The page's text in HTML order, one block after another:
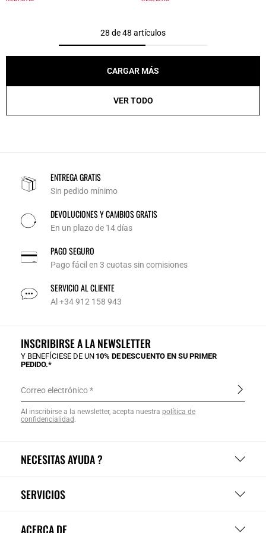
28 de 48 artículos
CARGAR MÁS
VER TODO
ENTREGA GRATIS
Sin pedido mínimo
DEVOLUCIONES Y CAMBIOS GRATIS
En un plazo de 14 días
PAGO SEGURO
Pago fácil en 3 cuotas sin comisiones
SERVICIO AL CLIENTE
Al +34 912 158 943
NECESITAS AYUDA ?
SERVICIOS
ACERCA DE
INSCRIBIRSE A LA NEWSLETTER
Y BENEFÍCIESE DE UN 10% DE DESCUENTO EN SU PRIMER
PEDIDO.*
Correo electrónico
Al inscribirse a la newsletter, acepta nuestra política de
confidencialidad.